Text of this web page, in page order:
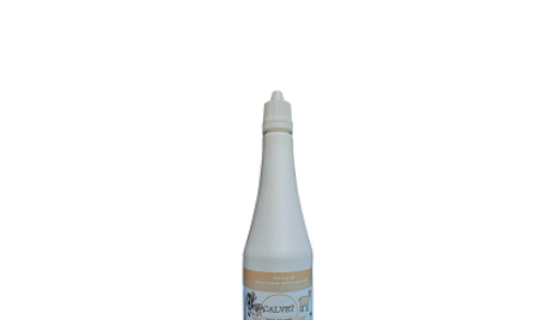
Vizualizate recent